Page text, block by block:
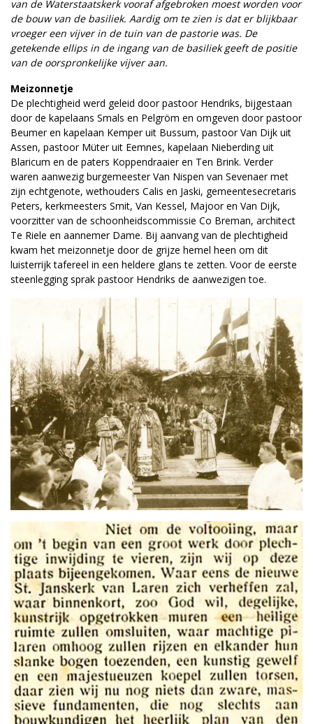
van de Waterstaatskerk vooraf afgebroken moest worden voor
de bouw van de basiliek. Aardig om te zien is dat er blijkbaar
vroeger een vijver in de tuin van de pastorie was. De
getekende ellips in de ingang van de basiliek geeft de positie
van de oorspronkelijke vijver aan.
Meizonnetje
De plechtigheid werd geleid door pastoor Hendriks, bijgestaan
door de kapelaans Smals en Pelgröm en omgeven door pastoor
Beumer en kapelaan Kemper uit Bussum, pastoor Van Dijk uit
Assen, pastoor Müter uit Eemnes, kapelaan Nieberding uit
Blaricum en de paters Koppendraaier en Ten Brink. Verder
waren aanwezig burgemeester Van Nispen van Sevenaer met
zijn echtgenote, wethouders Calis en Jaski, gemeentesecretaris
Peters, kerkmeesters Smit, Van Kessel, Majoor en Van Dijk,
voorzitter van de schoonheidscommissie Co Breman, architect
Te Riele en aannemer Dame. Bij aanvang van de plechtigheid
kwam het meizonnetje door de grijze hemel heen om dit
luisterrijk tafereel in een heldere glans te zetten. Voor de eerste
steenlegging sprak pastoor Hendriks de aanwezigen toe.